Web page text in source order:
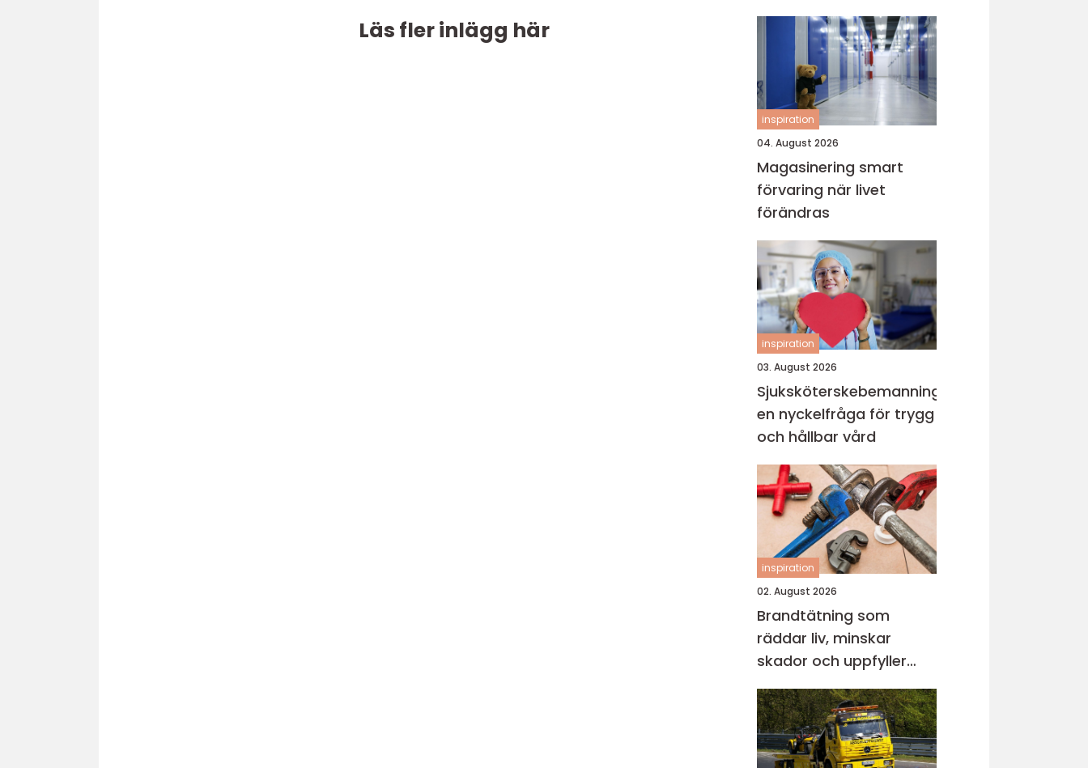
Läs fler inlägg här
värdigt avsked
inspiration
04. August 2026
Magasinering smart
förvaring när livet
förändras
inspiration
03. August 2026
Sjuksköterskebemanning
en nyckelfråga för trygg
och hållbar vård
inspiration
02. August 2026
Brandtätning som
räddar liv, minskar
skador och uppfyller
lagkrav